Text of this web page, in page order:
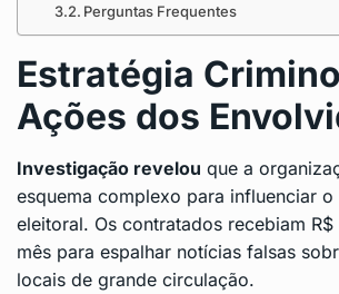
Perguntas Frequentes
Estratégia
Ações dos
Investigação revelou que a
esquema complexo para influenciar o
eleitoral. Os contratados recebiam
mês para espalhar notícias falsas
locais de grande circulação.